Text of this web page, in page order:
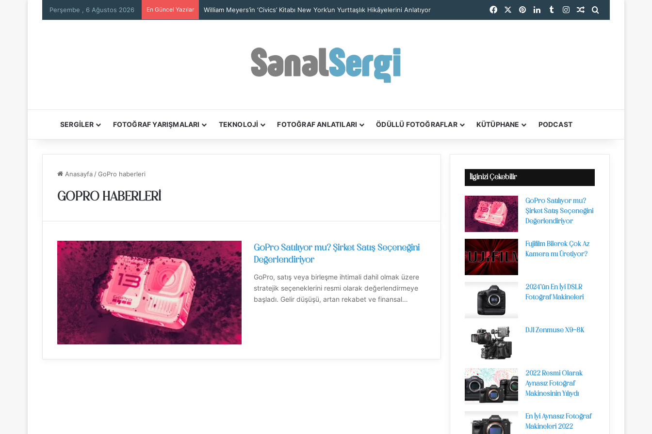
Perşembe , 6 Ağustos 2026 En Güncel Yazılar William Meyers’in ‘Civics’ Kitabı New York’un Yurttaşlık Hikâyelerini Anlatıyor Facebook PinterestLinkedInTumblrInstagramRastgele Makale
SERGİLER FOTOĞRAF YARIŞMALARI TEKNOLOJİ FOTOĞRAF ANLATILARI ÖDÜLLÜ FOTOĞRAFLAR KÜTÜPHANE PODCAST
Anasayfa /GoPro haberleri
GOPRO HABERLERI
GoPro Satılıyor mu? Şirket Satış Seçeneğini
Değerlendiriyor
GoPro, satış veya birleşme ihtimali dahil olmak üzere
stratejik seçeneklerini resmi olarak değerlendirmeye
başladı. Gelir düşüşü, artan rekabet ve finansal…
İlginizi Çekebilir
GoPro Satılıyor mu?
Şirket Satış Seçeneğini
Değerlendiriyor
Fujifilm Bilerek Çok Az
Kamera mı Üretiyor?
2024’ün En İyi DSLR
Fotoğraf Makineleri
DJI Zenmuse X9-8K
2022 Resmi Olarak
Aynasız Fotoğraf
Makinesinin Yılıydı
En İyi Aynasız Fotoğraf
Makineleri 2022